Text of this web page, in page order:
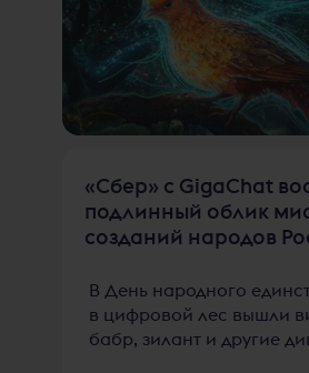
«Сбер» с GigaChat
подлинный облик
созданий народов
В День народного
в цифровой лес вышли
бабр, зилант и другие